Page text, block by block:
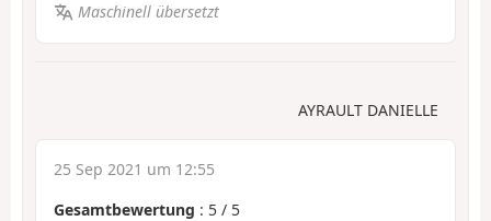
Maschinell übersetzt
AYRAULT DANIELLE
25 Sep 2021 um 12:55
Gesamtbewertung : 5 / 5